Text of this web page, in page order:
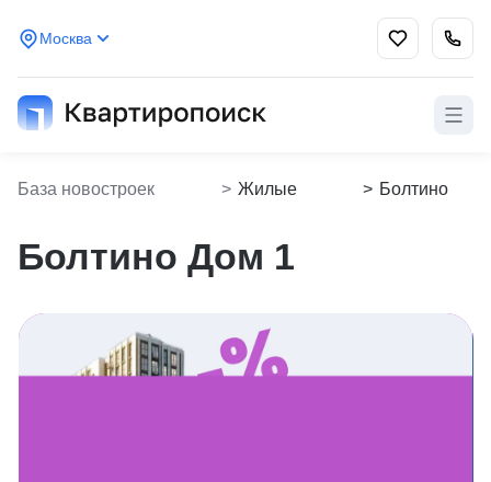
Москва
База новостроек
> Жилые
> Болтино
Болтино Дом 1